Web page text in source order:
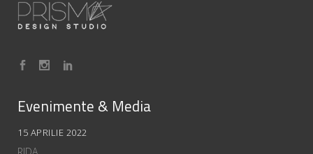
Evenimente & Media
15 APRILIE 2022